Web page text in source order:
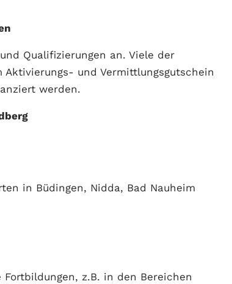
Qualifizierungen an. Viele der
und Vermittlungsgutschein
werden.
in Büdingen, Nidda, Bad Nauheim
z.B. in den Bereichen